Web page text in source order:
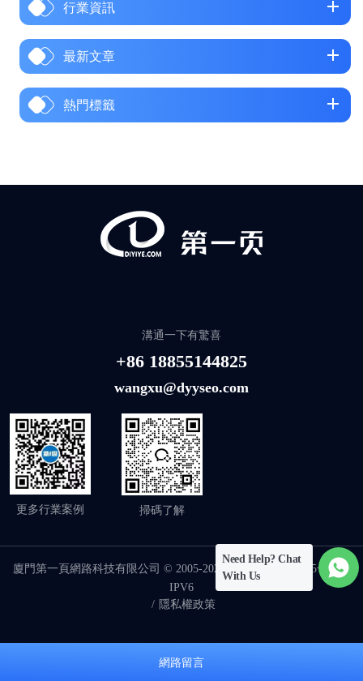
比喻來理解：SEO（搜尋引擎優
單」，不過發傳單的對象是搜
尋引擎（如百度、Google），目
的是讓你的网站在用戶搜尋相
和遵循搜尋引擎的排名規則，
優化，從而提升網站在搜尋引
擎中自然排名的技術和過程。
行業資訊
最新文章
熱門標籤
溝通一下有驚喜
+86 18855144825
wangxu@dyyseo.com
更多行業案例 掃碼了解
廈門第一頁網路科技有限公司 © 2005-2026 闽ICP备17018255号-19 -
IPV6
/ 隱私權政策
網路留言
Need Help? Chat
With Us